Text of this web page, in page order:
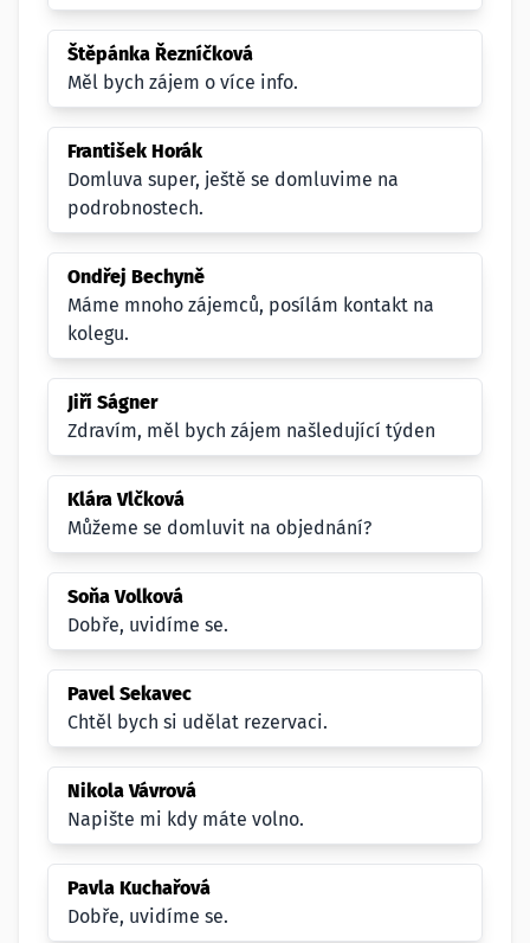
Štěpánka Řezníčková
Měl bych zájem o více info.
František Horák
Domluva super, ještě se domluvime na
podrobnostech.
Ondřej Bechyně
Máme mnoho zájemců, posílám kontakt na
kolegu.
Jiří Ságner
Zdravím, měl bych zájem našledující týden
Klára Vlčková
Můžeme se domluvit na objednání?
Soňa Volková
Dobře, uvidíme se.
Pavel Sekavec
Chtěl bych si udělat rezervaci.
Nikola Vávrová
Napište mi kdy máte volno.
Pavla Kuchařová
Dobře, uvidíme se.